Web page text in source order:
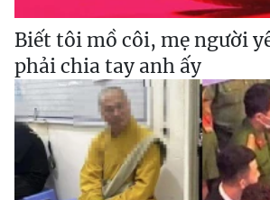
Biết tôi mồ côi, mẹ người
phải chia tay anh ấy